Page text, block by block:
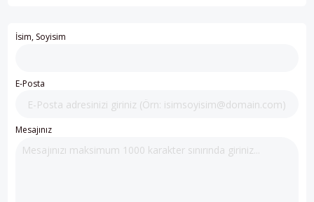
İsim, Soyisim
E-Posta
Mesajınız